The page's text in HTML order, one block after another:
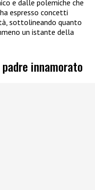
e dalle polemiche che
espresso concetti
sottolineando quanto
un istante della
innamorato